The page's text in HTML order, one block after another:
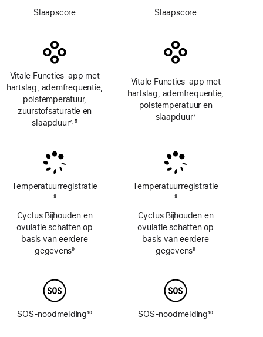
Slaapscore
Vitale Functies-app met
hartslag, ademfrequentie,
polstemperatuur,
zuurstofsaturatie en
slaapduur7 5
Temperatuur­registratie
8
Cyclus Bijhouden en
ovulatie schatten op
basis van eerdere
gegevens9
SOS-noodmelding10
-
Slaapscore
Vitale Functies-app met
hartslag, ademfrequentie,
polstemperatuur en
slaapduur7
Temperatuur­registratie
8
Cyclus Bijhouden en
ovulatie schatten op
basis van eerdere
gegevens9
SOS-noodmelding10
-